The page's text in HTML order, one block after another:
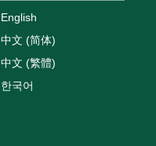
English
中文 (简体)
中文 (繁體)
한국어